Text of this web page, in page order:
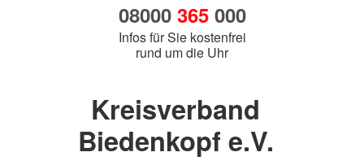
08000 365000
Infos für Sie kostenfrei
rund um die Uhr
Kreisverband
Biedenkopf e.V.